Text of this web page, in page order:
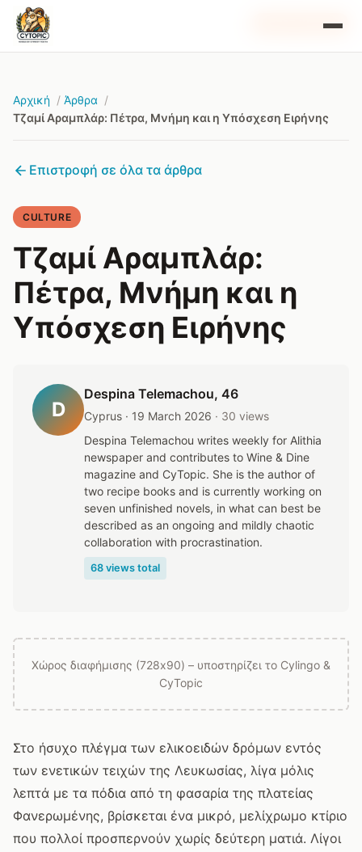
Αρχική
Άρθρα
Τζαμί Αραμπλάρ: Πέτρα, Μνήμη και η Υπόσχεση Ειρήνης
Επιστροφή σε όλα τα άρθρα
CULTURE
Τζαμί Αραμπλάρ:
Πέτρα, Μνήμη και η
Υπόσχεση Ειρήνης
D
Despina Telemachou, 46
Cyprus · 19 March 2026 · 30 views
Despina Telemachou writes weekly for Alithia
newspaper and contributes to Wine & Dine
magazine and CyTopic. She is the author of
two recipe books and is currently working on
seven unfinished novels, in what can best be
described as an ongoing and mildly chaotic
collaboration with procrastination.
68 views total
Χώρος διαφήμισης (728x90) – υποστηρίζει το Cylingo &
CyTopic
Στο ήσυχο πλέγμα των ελικοειδών δρόμων εντός
των ενετικών τειχών της Λευκωσίας, λίγα μόλις
λεπτά με τα πόδια από τη φασαρία της πλατείας
Φανερωμένης, βρίσκεται ένα μικρό, μελίχρωμο κτίριο
που πολλοί προσπερνούν χωρίς δεύτερη ματιά. Λίγοι
GUEST WRITER